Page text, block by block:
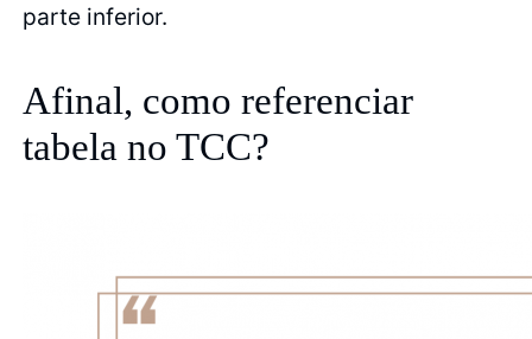
parte inferior.
Afinal, como referenciar
tabela no TCC?